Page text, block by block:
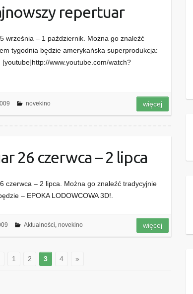
repertuar
września – 1 październik. Można go znaleźć
tygodnia będzie amerykańska superprodukcja:
[youtube]http://www.youtube.com/watch?
novekino więcej
26 czerwca – 2 lipca
czerwca – 2 lipca. Można go znaleźć tradycyjnie
– EPOKA LODOWCOWA 3D!.
Aktualności novekino więcej
1 2 3 4 »